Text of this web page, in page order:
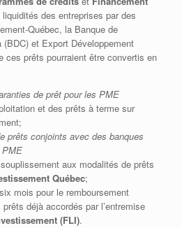
des entreprises par des
Québec, la Banque de
et Export Développement
ces prêts pourraient être convertis en
de prêt pour les PME
et des prêts à terme sur
prêts conjoints avec des banques
aux modalités de prêts
Québec;
mois pour le remboursement
déjà accordés par l’entremise
(FLI).